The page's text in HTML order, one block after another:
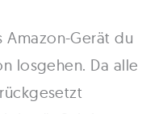
Gerät du
losgehen. Da alle